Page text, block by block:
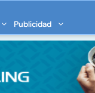
Publicidad